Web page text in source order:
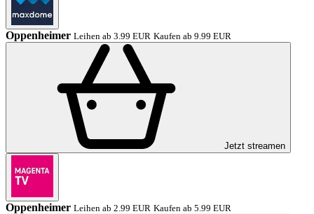
Oppenheimer Leihen ab 3.99 EUR Kaufen ab 9.99 EUR
Jetzt streamen
Oppenheimer Leihen ab 2.99 EUR Kaufen ab 5.99 EUR